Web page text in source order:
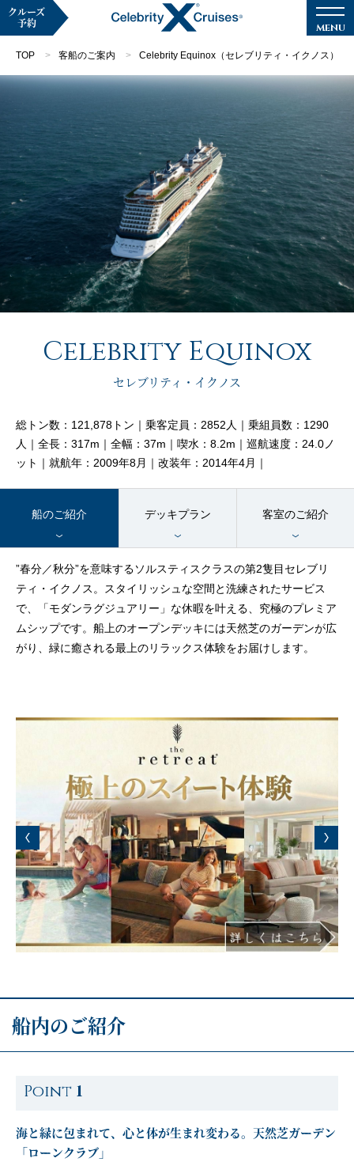
マイページ メルマガ登録
クルーズ検索
キャンペーン・特集
クルーズの楽しみ方
寄港地ガイド
ご予約後の流れ
よくあるご質問
セレブリティクルーズの世
界
クルーズ
予約
TOP 客船のご案内 Celebrity Equinox（セレブリティ・イクノス）
Celebrity Equinox
セレブリティ・イクノス
総トン数：121,878トン｜乗客定員：2852人｜乗組員数：1290
人｜全長：317m｜全幅：37m｜喫水：8.2m｜巡航速度：24.0ノ
ット｜就航年：2009年8月｜改装年：2014年4月｜
船のご紹介 デッキプラン 客室のご紹介
”春分／秋分”を意味するソルスティスクラスの第2隻目セレブリ
ティ・イクノス。スタイリッシュな空間と洗練されたサービス
で、「モダンラグジュアリー」な休暇を叶える、究極のプレミア
ムシップです。船上のオープンデッキには天然芝のガーデンが広
がり、緑に癒される最上のリラックス体験をお届けします。
船内のご紹介
Point 1
海と緑に包まれて、心と体が生まれ変わる。天然芝ガーデン
「ローンクラブ」